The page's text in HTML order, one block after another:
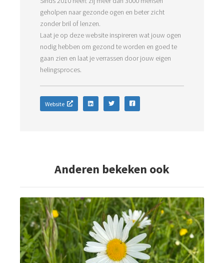
geholpen naar gezonde ogen en beter zicht
zonder bril of lenzen.
Laat je op deze website inspireren wat jouw ogen
nodig hebben om gezond te worden en goed te
gaan zien en laat je verrassen door jouw eigen
helingsproces.
Website
Anderen bekeken ook